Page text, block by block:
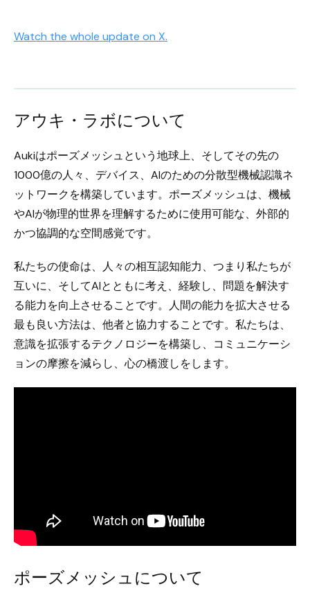
Watch the whole update on X.
アウキ・ラボについて
Aukiはポーズメッシュという地球上、そしてその先の
1000億の人々、デバイス、AIのための分散型機械認識ネ
ットワークを構築しています。ポーズメッシュは、機械
やAIが物理的世界を理解するために使用可能な、外部的
かつ協調的な空間感覚です。
私たちの使命は、人々の相互認知能力、つまり私たちが
互いに、そしてAIとともに考え、経験し、問題を解決す
る能力を向上させることです。人間の能力を拡大させる
最も良い方法は、他者と協力することです。私たちは、
意識を拡張するテクノロジーを構築し、コミュニケーシ
ョンの摩擦を減らし、心の橋渡しをします。
ポーズメッシュについて